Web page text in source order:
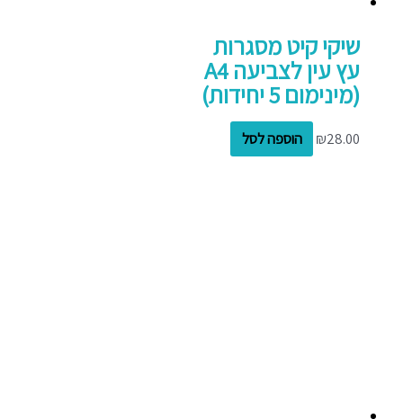
שיקי קיט מסגרות
עץ עין לצביעה A4
(מינימום 5 יחידות)
₪28.00 הוספה לסל